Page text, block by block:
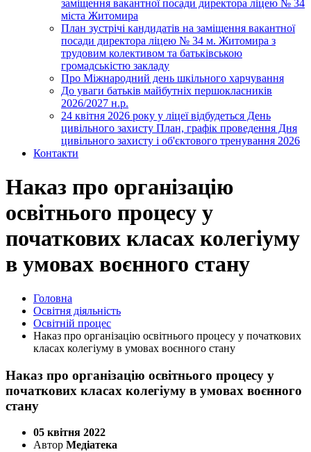
заміщення вакантної посади директора ліцею № 34
міста Житомира
План зустрічі кандидатів на заміщення вакантної
посади директора ліцею № 34 м. Житомира з
трудовим колективом та батьківською
громадськістю закладу
Про Міжнародний день шкільного харчування
До уваги батьків майбутніх першокласників
2026/2027 н.р.
24 квітня 2026 року у ліцеї відбудеться День
цивільного захисту План, графік проведення Дня
цивільного захисту і об'єктового тренування 2026
Контакти
Наказ про організацію
освітнього процесу у
початкових класах колегіуму
в умовах воєнного стану
Головна
Освітня діяльність
Освітній процес
Наказ про організацію освітнього процесу у початкових
класах колегіуму в умовах воєнного стану
Наказ про організацію освітнього процесу у
початкових класах колегіуму в умовах воєнного
стану
05 квітня 2022
Автор Медіатека